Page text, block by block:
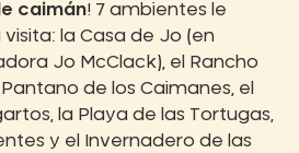
caimán! 7 ambientes le
la Casa de Jo (en
Jo McClack), el Rancho
de los Caimanes, el
la Playa de las Tortugas,
y el Invernadero de las